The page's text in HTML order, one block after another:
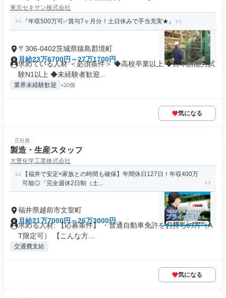
東京セキサン株式会社
『年収500万可✅賞与7ヶ月分！土日休みで手当充実★』
〒306-0402茨城県猿島郡境町
月給23万6700円～27万1700円
求めている人材 ＜必須条件＞ ◆高校卒業以上 ◆日本語能力試
験N1以上 ◆未経験者歓迎...
業界未経験歓迎 +20個
気になる
正社員
製造・生産スタッフ
大豊化学工業株式会社
【福井で安定×家族との時間も確保】年間休日127日！年収400万
可能◎「完全週休2日制（土...
福井県越前市文室町
月給21万7000円～26万3000円
求める人材: 【応募条件】 ・普通自動車免許をお持ちの方（A
T限定可） 【こんな方...
交通費支給
気になる